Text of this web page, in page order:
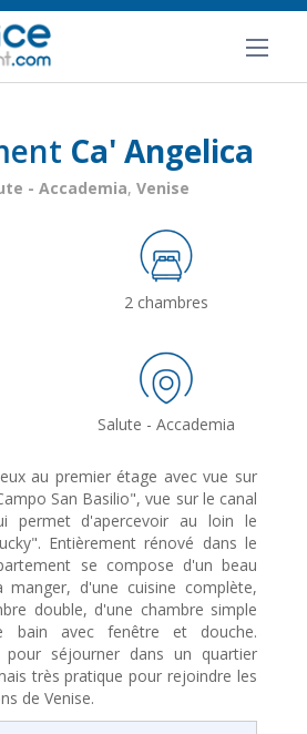
Ca' Angelica
- Accademia, Venise
2 chambres
Salute - Accademia
au premier étage avec vue sur
San Basilio", vue sur le canal
permet d'apercevoir au loin le
Entièrement rénové dans le
se compose d'un beau
d'une cuisine complète,
double, d'une chambre simple
bain avec fenêtre et douche.
pour séjourner dans un quartier
très pratique pour rejoindre les
de Venise.